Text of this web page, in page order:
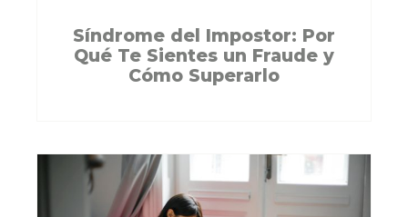
Síndrome del Impostor: Por
Qué Te Sientes un Fraude y
Cómo Superarlo